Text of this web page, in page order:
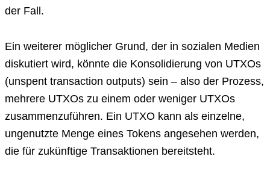
der Fall.
Ein weiterer möglicher Grund, der in sozialen Medien
diskutiert wird, könnte die Konsolidierung von UTXOs
(unspent transaction outputs) sein – also der Prozess,
mehrere UTXOs zu einem oder weniger UTXOs
zusammenzuführen. Ein UTXO kann als einzelne,
ungenutzte Menge eines Tokens angesehen werden,
die für zukünftige Transaktionen bereitsteht.